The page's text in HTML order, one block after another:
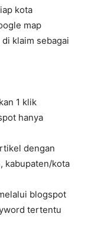
kota
map
klaim sebagai
1 klik
hanya
dengan
kabupaten/kota
blogspot
tertentu